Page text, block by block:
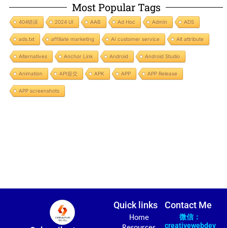
Most Popular Tags
404错误 2024 UI AAB Ad Hoc Admin ADS
ads.txt affiliate marketing AI customer service Alt attribute
Alternatives Anchor Link Android Android Studio
Animation API提交 APK APP APP Release
APP screenshots
Quick links
Home
Contact Me
微信：
creativewebdev